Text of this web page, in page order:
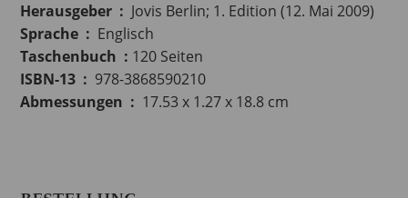
Herausgeber ‏ : ‎ Jovis Berlin; 1. Edition (12. Mai 2009)
Sprache ‏ : ‎ Englisch
Taschenbuch ‏ : ‎ 120 Seiten
ISBN-13 ‏ : ‎ 978-3868590210
Abmessungen ‏ : ‎ 17.53 x 1.27 x 18.8 cm